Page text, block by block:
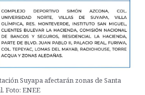
Suyapa afectarán zonas de Santa
Foto: ENEE